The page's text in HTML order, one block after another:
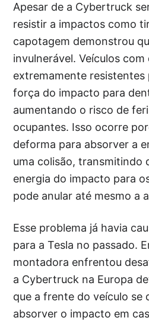
Apesar de a Cybertruck
resistir a impactos como
capotagem demonstrou
invulnerável. Veículos
extremamente
força do impacto para
aumentando o risco de
ocupantes. Isso ocorre
deforma para absorver a
uma colisão, transmitindo
energia do impacto para
pode anular até mesmo a
Esse problema já havia
para a Tesla no passado.
montadora enfrentou
a Cybertruck na Europa
que a frente do veículo se
absorver o impacto em